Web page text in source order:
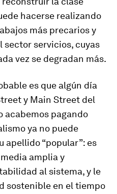
hacerse realizando
más precarios y
sector servicios, cuyas
vez se degradan más.
es que algún día
y Main Street del
acabemos pagando
ya no puede
apellido “popular”: es
amplia y
al sistema, y le
sostenible en el tiempo